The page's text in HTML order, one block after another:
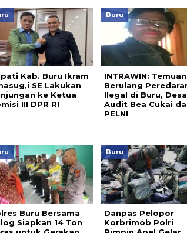
Kab. Buru Ikram
SE Lakukan
ke Ketua
III DPR RI
Buru
INTRAWIN: Temuan
Berulang
Ilegal di Buru,
Audit Bea Cukai
PELNI
Buru Bersama
Siapkan 14 Ton
Buru
Danpas Pelopor
Korbrimob Polri